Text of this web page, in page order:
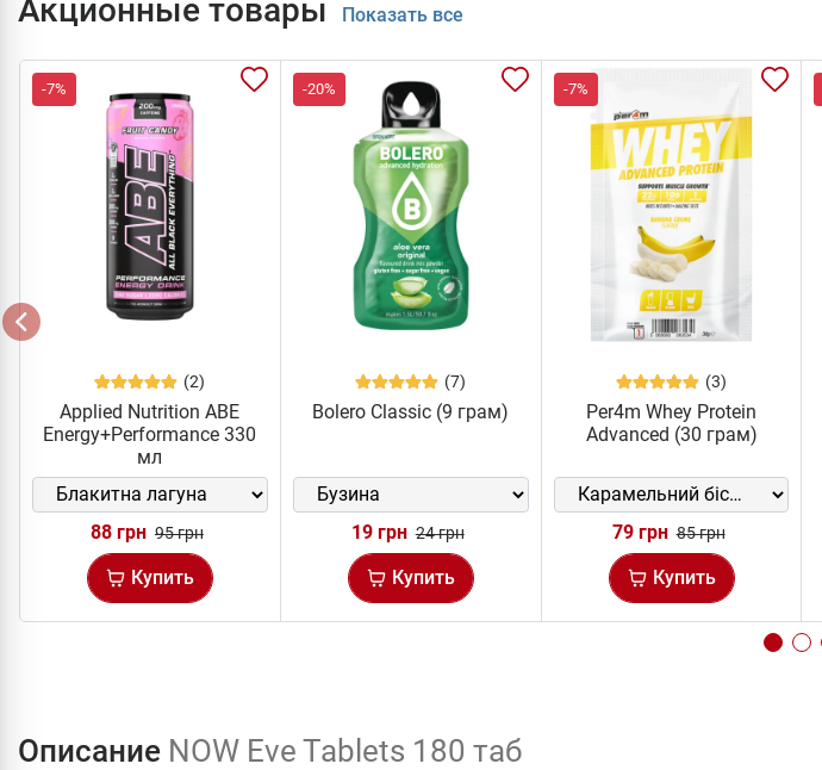
Акционные товары Показать все
-7%
(2)
Applied Nutrition ABE
Energy+Performance 330
мл
88 грн 95 грн
Купить
-20%
(7)
Bolero Classic (9 грам)
19 грн 24 грн
Купить
-7%
(3)
Per4m Whey Protein
Advanced (30 грам)
79 грн 85 грн
Купить
Описание NOW Eve Tablets 180 таб